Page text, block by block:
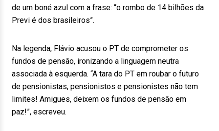
de um boné azul com a frase: “o rombo de 14 bilhões da
Previ é dos brasileiros”.
Na legenda, Flávio acusou o PT de comprometer os
fundos de pensão, ironizando a linguagem neutra
associada à esquerda. “A tara do PT em roubar o futuro
de pensionistas, pensionistos e pensionistes não tem
limites! Amigues, deixem os fundos de pensão em
paz!”, escreveu.